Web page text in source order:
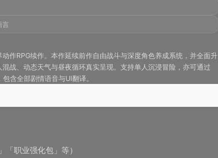
言
作RPG续作。本作延续前作自由战斗与深度角色养成系统，并全面升
战、动态天气与昼夜循环真实呈现。支持单人沉浸冒险，亦可通过
含全部剧情语音与UI翻译。
职业强化包」等）